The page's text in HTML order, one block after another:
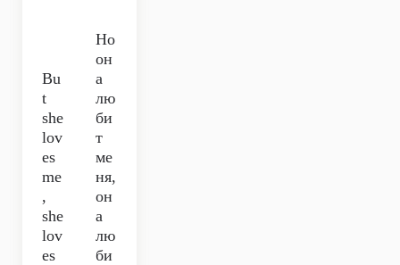
Bu
t
she
lov
es
me
,
she
lov
es
Но
он
а
лю
би
т
ме
ня,
он
а
лю
би